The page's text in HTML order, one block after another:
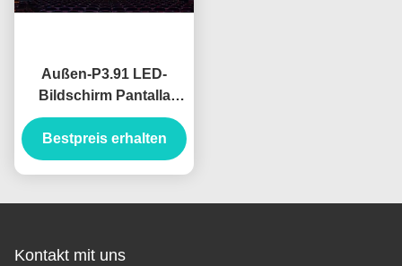
Außen-P3.91 LED-
Bildschirm Pantalla
500x1000mm LED
Video Wand Außen-
LED-Display
Bestpreis erhalten
Kontakt mit uns